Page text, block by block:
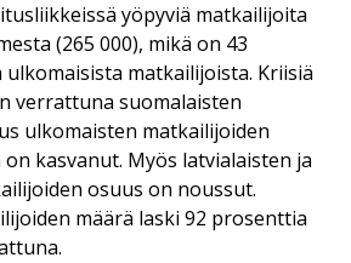
yöpyviä matkailijoita
(265 000), mikä on 43
matkailijoista. Kriisiä
verrattuna suomalaisten
ulkomaisten matkailijoiden
kasvanut. Myös latvialaisten ja
osuus on noussut.
määrä laski 92 prosenttia